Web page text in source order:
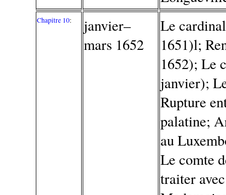
Chapitre 10:
janvier–
mars 1652
Le
1651)l;
1652); Le
janvier);
Rupture
palatine;
au
Le comte
traiter